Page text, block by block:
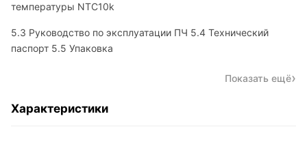
температуры NTC10k
5.3 Руководство по эксплуатации ПЧ 5.4 Технический
паспорт 5.5 Упаковка
Показать ещё
Характеристики